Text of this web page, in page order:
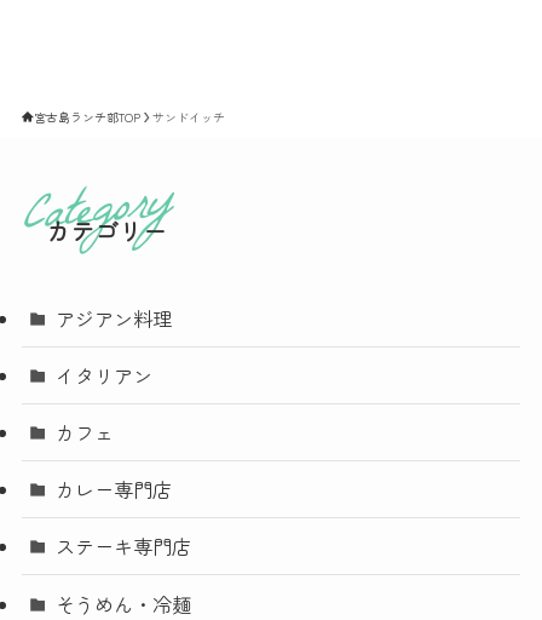
宮古島ランチ部TOP サンドイッチ
カテゴリー
アジアン料理
イタリアン
カフェ
カレー専門店
ステーキ専門店
そうめん・冷麺